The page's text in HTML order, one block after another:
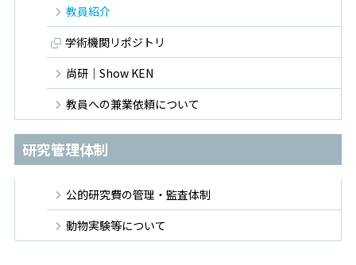
教員紹介
学術機関リポジトリ
尚研｜Show KEN
教員への兼業依頼について
研究管理体制
公的研究費の管理・監査体制
動物実験等について